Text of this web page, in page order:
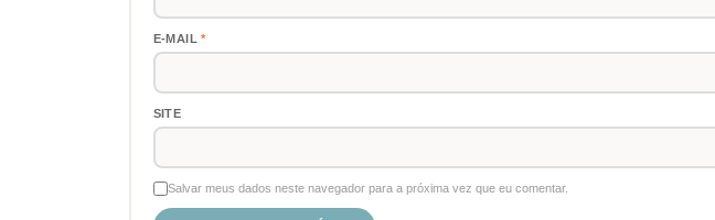
E-MAIL*
SITE
Salvar meus dados neste navegador para a próxima vez que eu comentar.